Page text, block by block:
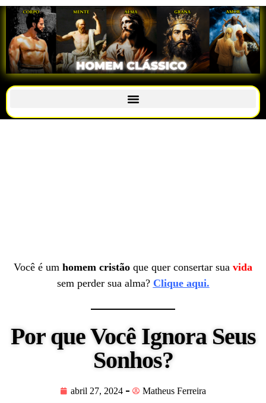
Você é um homem cristão que quer consertar sua vida
sem perder sua alma? Clique aqui.
Por que Você Ignora Seus
Sonhos?
abril 27, 2024 Matheus Ferreira